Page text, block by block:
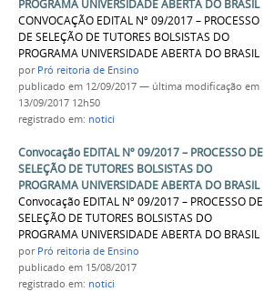
PROGRAMA UNIVERSIDADE ABERTA DO BRASIL
CONVOCAÇÃO EDITAL Nº 09/2017 – PROCESSO
DE SELEÇÃO DE TUTORES BOLSISTAS DO
PROGRAMA UNIVERSIDADE ABERTA DO BRASIL
por Pró reitoria de Ensino
publicado em 12/09/2017 — última modificação em
13/09/2017 12h50
registrado em: notici
Convocação EDITAL Nº 09/2017 – PROCESSO DE
SELEÇÃO DE TUTORES BOLSISTAS DO
PROGRAMA UNIVERSIDADE ABERTA DO BRASIL
Convocação EDITAL Nº 09/2017 – PROCESSO DE
SELEÇÃO DE TUTORES BOLSISTAS DO
PROGRAMA UNIVERSIDADE ABERTA DO BRASIL
por Pró reitoria de Ensino
publicado em 15/08/2017
registrado em: notici